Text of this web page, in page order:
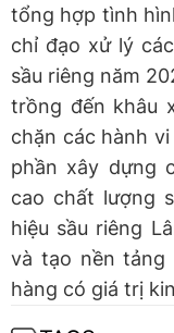
tổng hợp tình
chỉ đạo xử lý
sầu riêng năm
trồng đến khâu
chặn các hành
phần xây dựng
cao chất lượng
hiệu sầu riêng
và tạo nền tảng
hàng có giá trị